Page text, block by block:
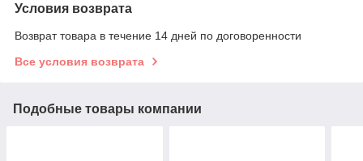
Условия возврата
Возврат товара в течение 14 дней по договоренности
Все условия возврата
Подобные товары компании